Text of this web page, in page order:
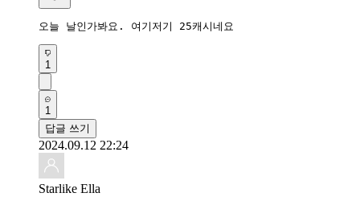
오늘 날인가봐요. 여기저기 25캐시네요
1
1
답글 쓰기
2024.09.12 22:24
Starlike Ella